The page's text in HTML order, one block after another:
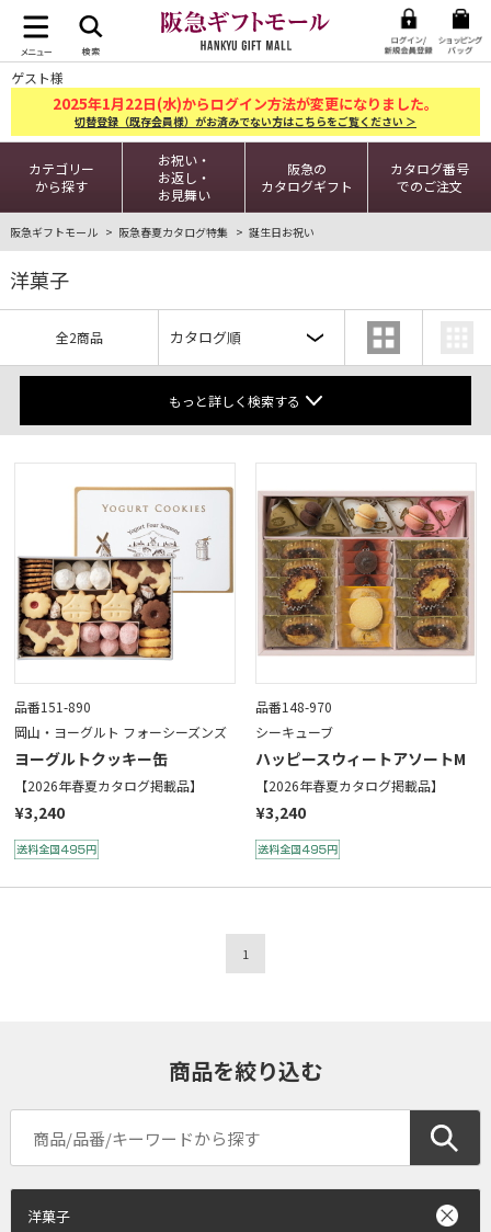
ゲスト様
2025年1月22日(水)からログイン方法が変更になりました。
切替登録（既存会員様）がお済みでない方はこちらをご覧ください ＞
カテゴリー
から探す
お祝い・
お返し・
お見舞い
阪急の
カタログギフト
カタログ番号
でのご注文
阪急ギフトモール 阪急春夏カタログ特集 誕生日お祝い
洋菓子
全2商品
もっと詳しく検索する
品番151-890
岡山・ヨーグルト フォーシーズンズ
ヨーグルトクッキー缶
【2026年春夏カタログ掲載品】
¥3,240
品番148-970
シーキューブ
ハッピースウィートアソートM
【2026年春夏カタログ掲載品】
¥3,240
1
商品を絞り込む
洋菓子